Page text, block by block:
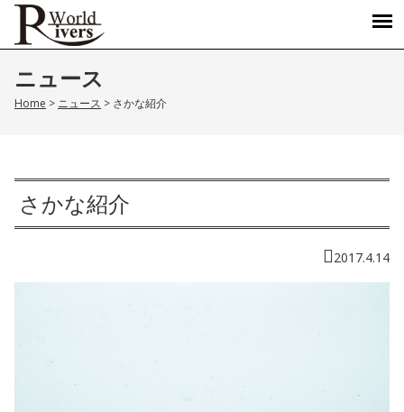
ニュース
Home > ニュース > さかな紹介
さかな紹介
2017.4.14